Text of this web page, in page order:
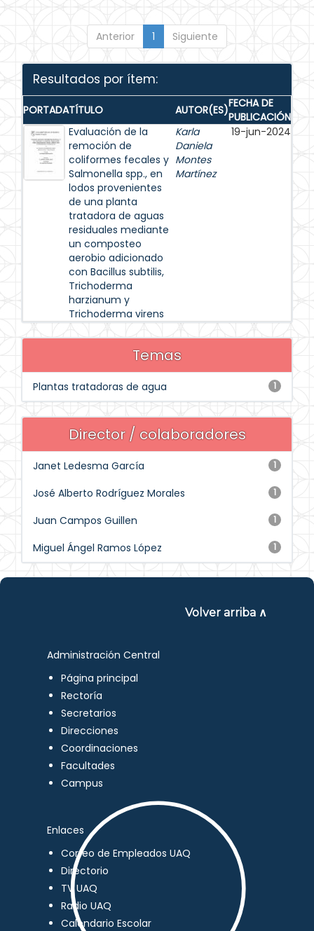
Anterior 1 Siguiente
Resultados por ítem:
PORTADATÍTULO AUTOR(ES)FECHA DE
PUBLICACIÓN
Evaluación de la
remoción de
coliformes fecales y
Salmonella spp., en
lodos provenientes
de una planta
tratadora de aguas
residuales mediante
un composteo
aerobio adicionado
con Bacillus subtilis,
Trichoderma
harzianum y
Trichoderma virens
Karla
Daniela
Montes
Martínez
19-jun-2024
Temas
1
Plantas tratadoras de agua
Director / colaboradores
1
Janet Ledesma García
1
José Alberto Rodríguez Morales
1
Juan Campos Guillen
1
Miguel Ángel Ramos López
Volver arriba ∧
Administración Central
Página principal
Rectoría
Secretarios
Direcciones
Coordinaciones
Facultades
Campus
Enlaces
Correo de Empleados UAQ
Directorio
TV UAQ
Radio UAQ
Calendario Escolar